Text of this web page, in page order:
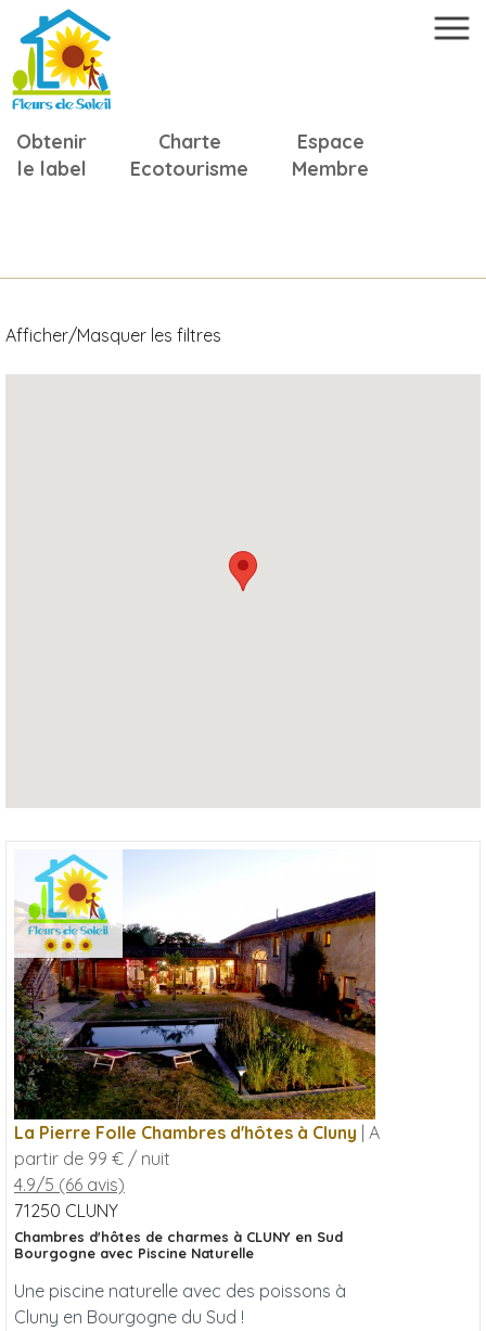
Obtenir
le label
Charte
Ecotourisme
Espace
Membre
Afficher/Masquer les filtres
La Pierre Folle Chambres d'hôtes à Cluny | A
partir de 99 € / nuit
4.9/5 (66 avis)
71250 CLUNY
Chambres d'hôtes de charmes à CLUNY en Sud
Bourgogne avec Piscine Naturelle
Une piscine naturelle avec des poissons à
Cluny en Bourgogne du Sud !